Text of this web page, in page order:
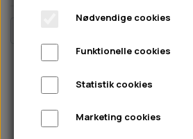
CHICOPEE
GODBIDSTASKE
HALSBÅND
🦴 GODBIDDER &
🍖
🎾 LEGETØJ
TÆNDER, ØRE, ØJE,
🐾 UDSTYR &
HUER OG VANTER
PINEWOOD SALES
TILBUD
NYHEDER
ABONNEMENT
Nødvendige cookies
Funktionelle cookies
Statistik cookies
Marketing cookies